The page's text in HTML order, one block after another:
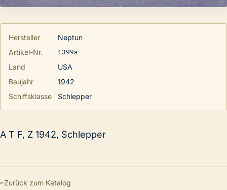
Hersteller
Neptun
Artikel-Nr.
1399a
Land
USA
Baujahr
1942
Schiffsklasse
Schlepper
A T F, Z 1942, Schlepper
←Zurück zum Katalog